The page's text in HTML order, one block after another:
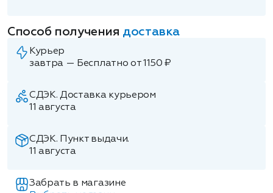
Способ получения доставка
Курьер
завтра — Бесплатно от 1150 ₽
СДЭК. Доставка курьером
11 августа
СДЭК. Пункт выдачи.
11 августа
Забрать в магазине